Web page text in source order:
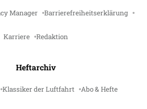
Manager Barrierefreiheitserklärung
Karriere Redaktion
Heftarchiv
Klassiker der Luftfahrt Abo & Hefte